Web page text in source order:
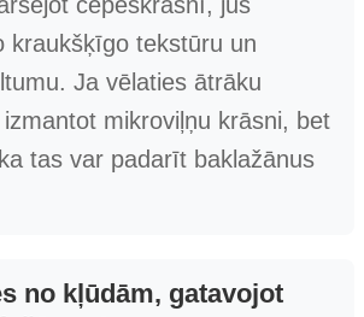
kraukšķīgo tekstūru un
Ja vēlaties ātrāku
mikroviļņu krāsni, bet
tas var padarīt baklažānus
no kļūdām, gatavojot